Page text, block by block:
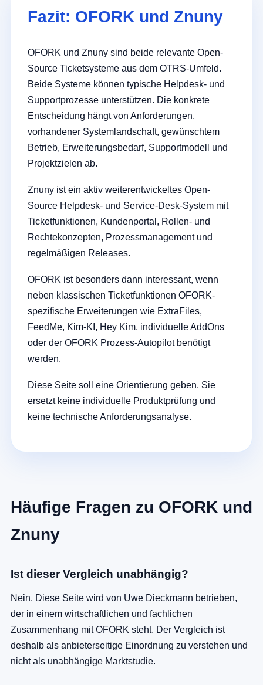
Fazit: OFORK und Znuny
OFORK und Znuny sind beide relevante Open-
Source Ticketsysteme aus dem OTRS-Umfeld.
Beide Systeme können typische Helpdesk- und
Supportprozesse unterstützen. Die konkrete
Entscheidung hängt von Anforderungen,
vorhandener Systemlandschaft, gewünschtem
Betrieb, Erweiterungsbedarf, Supportmodell und
Projektzielen ab.
Znuny ist ein aktiv weiterentwickeltes Open-
Source Helpdesk- und Service-Desk-System mit
Ticketfunktionen, Kundenportal, Rollen- und
Rechtekonzepten, Prozessmanagement und
regelmäßigen Releases.
OFORK ist besonders dann interessant, wenn
neben klassischen Ticketfunktionen OFORK-
spezifische Erweiterungen wie ExtraFiles,
FeedMe, Kim-KI, Hey Kim, individuelle AddOns
oder der OFORK Prozess-Autopilot benötigt
werden.
Diese Seite soll eine Orientierung geben. Sie
ersetzt keine individuelle Produktprüfung und
keine technische Anforderungsanalyse.
Häufige Fragen zu OFORK und
Znuny
Ist dieser Vergleich unabhängig?
Nein. Diese Seite wird von Uwe Dieckmann betrieben,
der in einem wirtschaftlichen und fachlichen
Zusammenhang mit OFORK steht. Der Vergleich ist
deshalb als anbieterseitige Einordnung zu verstehen und
nicht als unabhängige Marktstudie.